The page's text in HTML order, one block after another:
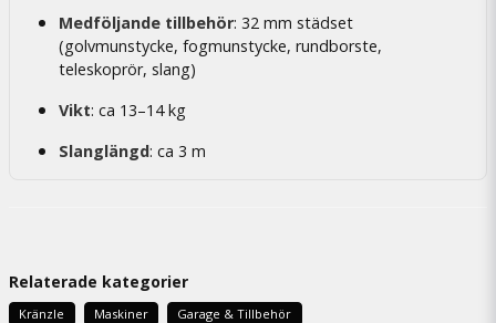
Medföljande tillbehör: 32 mm städset
(golvmunstycke, fogmunstycke, rundborste,
teleskoprör, slang)
Vikt: ca 13–14 kg
Slanglängd: ca 3 m
Relaterade kategorier
Kränzle Maskiner Garage & Tillbehör